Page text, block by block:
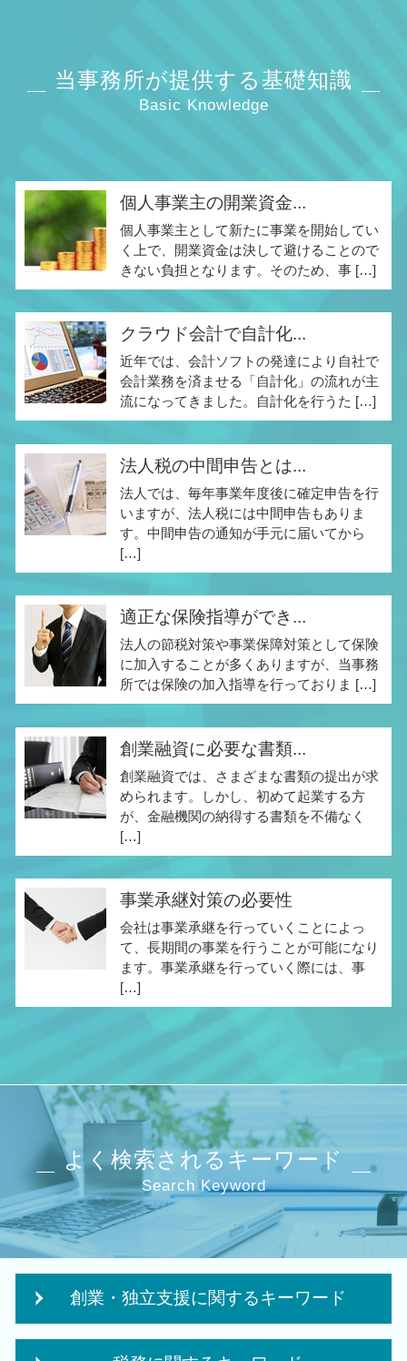
当事務所が提供する基礎知識
Basic Knowledge
個人事業主の開業資金...
個人事業主として新たに事業を開始してい
く上で、開業資金は決して避けることので
きない負担となります。そのため、事 […]
クラウド会計で自計化...
近年では、会計ソフトの発達により自社で
会計業務を済ませる「自計化」の流れが主
流になってきました。自計化を行うた […]
法人税の中間申告とは...
法人では、毎年事業年度後に確定申告を行
いますが、法人税には中間申告もありま
す。中間申告の通知が手元に届いてから
[…]
適正な保険指導ができ...
法人の節税対策や事業保障対策として保険
に加入することが多くありますが、当事務
所では保険の加入指導を行っておりま […]
創業融資に必要な書類...
創業融資では、さまざまな書類の提出が求
められます。しかし、初めて起業する方
が、金融機関の納得する書類を不備なく
[…]
事業承継対策の必要性
会社は事業承継を行っていくことによっ
て、長期間の事業を行うことが可能になり
ます。事業承継を行っていく際には、事
[…]
よく検索されるキーワード
Search Keyword
創業・独立支援に関するキーワード